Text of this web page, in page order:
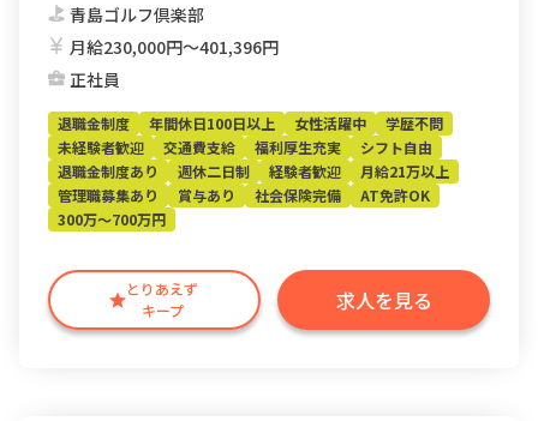
青島ゴルフ倶楽部
月給230,000円〜401,396円
正社員
とりあえず
キープ
求人を見る
退職金制度 年間休日100日以上 女性活躍中
学歴不問
未経験者歓迎
交通費支給 福利厚生充実
シフト自由
退職金制度あり
週休二日制 経験者歓迎
月給21万以上
管理職募集あり
賞与あり 社会保険完備
AT免許OK
300万～700万円